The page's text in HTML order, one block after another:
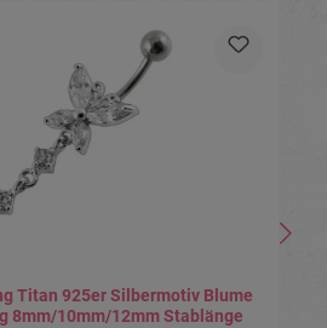
Titan 925er Silbermotiv Blume
mit Schmetterling 8mm/10mm/12mm Stablänge